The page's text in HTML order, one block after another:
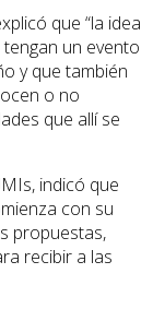
que “la idea
un evento
y que también
o no
que allí se
indicó que
con su
propuestas,
recibir a las